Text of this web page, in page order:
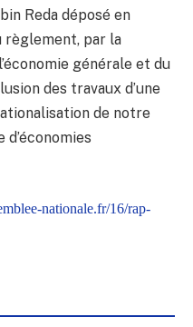
Reda déposé en
règlement, par la
générale et du
des travaux d’une
de notre
nationale.fr/16/rap-